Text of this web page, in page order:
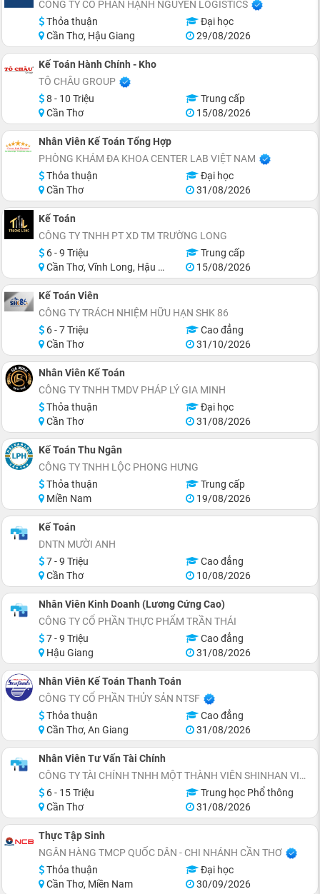
CÔNG TY CỔ PHẦN HẠNH NGUYÊN LOGISTICS
Thỏa thuận
Đại học
Cần Thơ, Hậu Giang
29/08/2026
Kế Toán Hành Chính - Kho
TÔ CHÂU GROUP
8 - 10 Triệu
Trung cấp
Cần Thơ
15/08/2026
Nhân Viên Kế Toán Tổng Hợp
PHÒNG KHÁM ĐA KHOA CENTER LAB VIỆT NAM
Thỏa thuận
Đại học
Cần Thơ
31/08/2026
Kế Toán
CÔNG TY TNHH PT XD TM TRƯỜNG LONG
6 - 9 Triệu
Trung cấp
Cần Thơ, Vĩnh Long, Hậu Giang
15/08/2026
Kế Toán Viên
CÔNG TY TRÁCH NHIỆM HỮU HẠN SHK 86
6 - 7 Triệu
Cao đẳng
Cần Thơ
31/10/2026
Nhân Viên Kế Toán
CÔNG TY TNHH TMDV PHÁP LÝ GIA MINH
Thỏa thuận
Đại học
Cần Thơ
31/08/2026
Kế Toán Thu Ngân
CÔNG TY TNHH LỘC PHONG HƯNG
Thỏa thuận
Trung cấp
Miền Nam
19/08/2026
Kế Toán
DNTN MƯỜI ANH
7 - 9 Triệu
Cao đẳng
Cần Thơ
10/08/2026
Nhân Viên Kinh Doanh (Lương Cứng Cao)
CÔNG TY CỔ PHẦN THỰC PHẨM TRẦN THÁI
7 - 9 Triệu
Cao đẳng
Hậu Giang
31/08/2026
Nhân Viên Kế Toán Thanh Toán
CÔNG TY CỔ PHẦN THỦY SẢN NTSF
Thỏa thuận
Cao đẳng
Cần Thơ, An Giang
31/08/2026
Nhân Viên Tư Vấn Tài Chính
CÔNG TY TÀI CHÍNH TNHH MỘT THÀNH VIÊN SHINHAN VIỆT NAM (CẦN THƠ)
6 - 15 Triệu
Trung học Phổ thông
Cần Thơ
31/08/2026
Thực Tập Sinh
NGÂN HÀNG TMCP QUỐC DÂN - CHI NHÁNH CẦN THƠ
Thỏa thuận
Đại học
Cần Thơ, Miền Nam
30/09/2026